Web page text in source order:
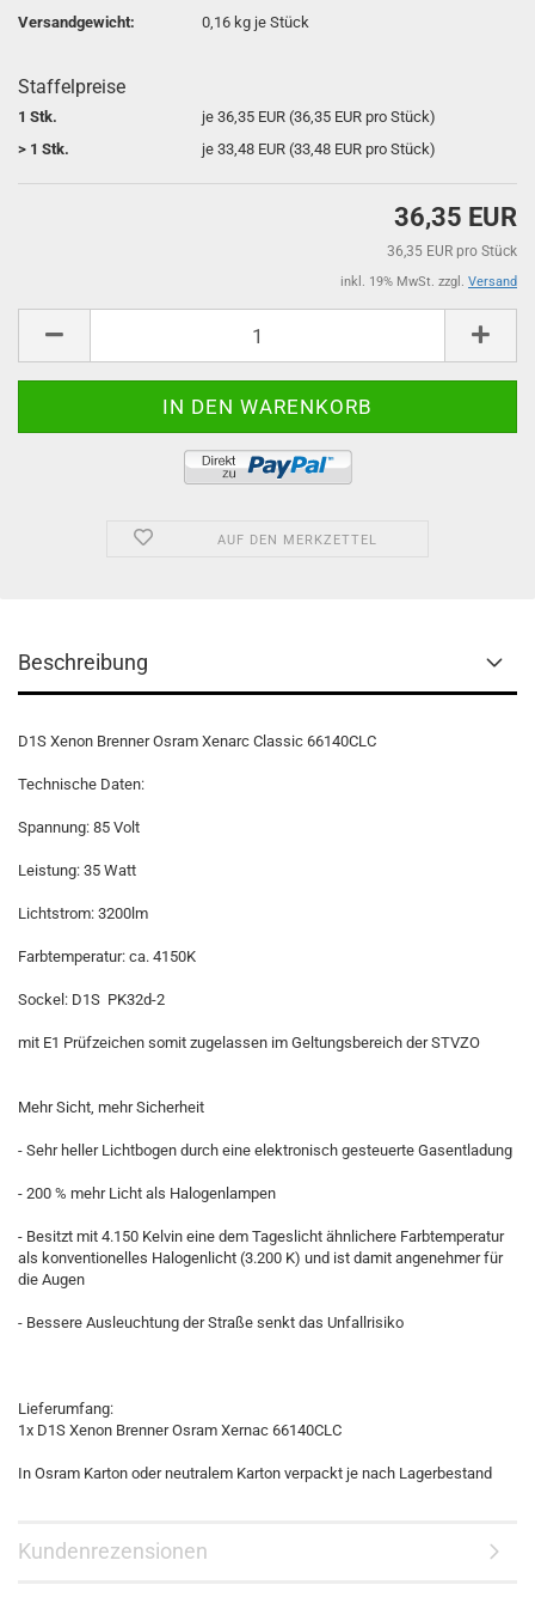
Versandgewicht: 0,16 kg je Stück
Staffelpreise
1 Stk.
je 36,35 EUR (36,35 EUR pro Stück)
> 1 Stk.
je 33,48 EUR (33,48 EUR pro Stück)
36,35 EUR
36,35 EUR pro Stück
inkl. 19% MwSt. zzgl. Versand
AUF DEN MERKZETTEL
Beschreibung
D1S Xenon Brenner Osram Xenarc Classic 66140CLC
Technische Daten:
Spannung: 85 Volt
Leistung: 35 Watt
Lichtstrom: 3200lm
Farbtemperatur: ca. 4150K
Sockel: D1S PK32d-2
mit E1 Prüfzeichen somit zugelassen im Geltungsbereich der STVZO
Mehr Sicht, mehr Sicherheit
- Sehr heller Lichtbogen durch eine elektronisch gesteuerte Gasentladung
- 200 % mehr Licht als Halogenlampen
- Besitzt mit 4.150 Kelvin eine dem Tageslicht ähnlichere Farbtemperatur
als konventionelles Halogenlicht (3.200 K) und ist damit angenehmer für
die Augen
- Bessere Ausleuchtung der Straße senkt das Unfallrisiko
Lieferumfang:
1x D1S Xenon Brenner Osram Xernac 66140CLC
In Osram Karton oder neutralem Karton verpackt je nach Lagerbestand
Kundenrezensionen